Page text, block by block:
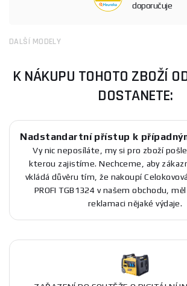
doporučuje
DALŠÍ MODELY
K NÁKUPU TOHOTO ZBOŽÍ
DOSTANETE:
Nadstandartní přístup k
Vy nic neposíláte, my si pro zboží
kterou zajistíme. Nechceme, aby
vkládá důvěru tím, že nakoupí
PROFI TGB1324 v našem obchodu,
reklamaci nějaké výdaje.